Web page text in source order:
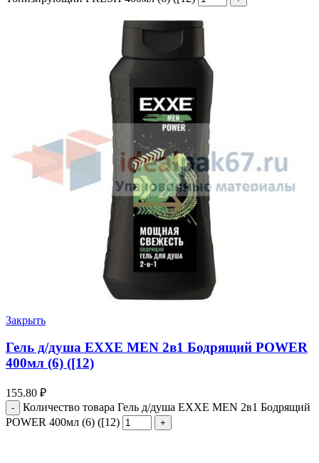
Закрыть
Гель д/душа EXXE MEN 2в1 Бодрящий POWER
400мл (6) ([12)
155.80 ₽
Количество товара Гель д/душа EXXE MEN 2в1 Бодрящий
POWER 400мл (6) ([12)